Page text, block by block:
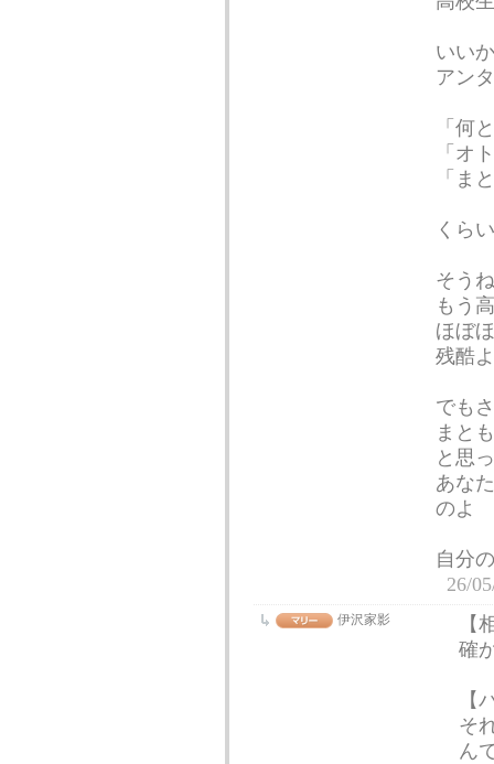
いい
アン
「何
「オ
「ま
くら
そう
もう
ほぼ
残酷
でもさ
まと
と思
あな
のよ
自分
26/
伊沢家影
【
確
【
そ
ん